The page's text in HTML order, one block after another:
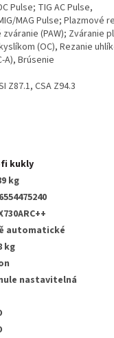
Pulse; TIG AC Pulse,
MAG Pulse; Plazmové
zváranie (PAW); Zváranie
(OC), Rezanie
A), Brúsenie
Z87.1, CSA Z94.3
kukly
kg
automatické
kg
nastavitelná